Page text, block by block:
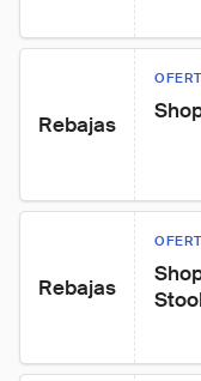
Rebajas
Rebajas